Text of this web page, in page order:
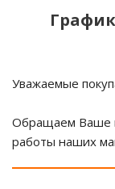
Уважаемые
Обращаем Ваше
работы наших